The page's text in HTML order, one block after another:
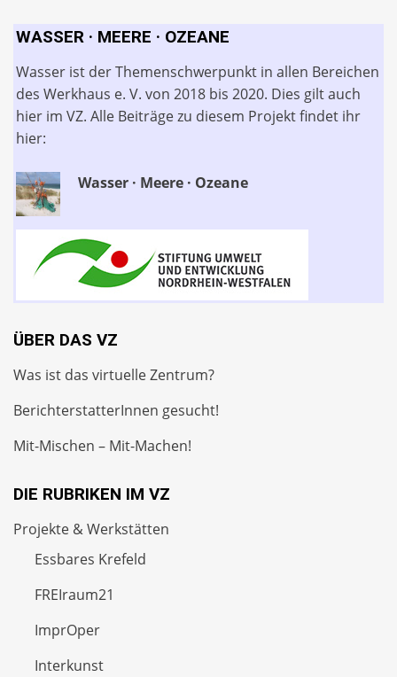
WASSER · MEERE · OZEANE
Wasser ist der Themenschwerpunkt in allen Bereichen
des Werkhaus e. V. von 2018 bis 2020. Dies gilt auch
hier im VZ. Alle Beiträge zu diesem Projekt findet ihr
hier:
Wasser · Meere · Ozeane
ÜBER DAS VZ
Was ist das virtuelle Zentrum?
BerichterstatterInnen gesucht!
Mit-Mischen – Mit-Machen!
DIE RUBRIKEN IM VZ
Projekte & Werkstätten
Essbares Krefeld
FREIraum21
ImprOper
Interkunst